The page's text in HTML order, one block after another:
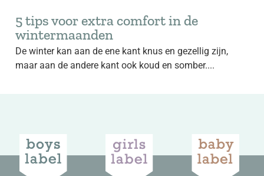
5 tips voor extra comfort in de
wintermaanden
De winter kan aan de ene kant knus en gezellig zijn,
maar aan de andere kant ook koud en somber....